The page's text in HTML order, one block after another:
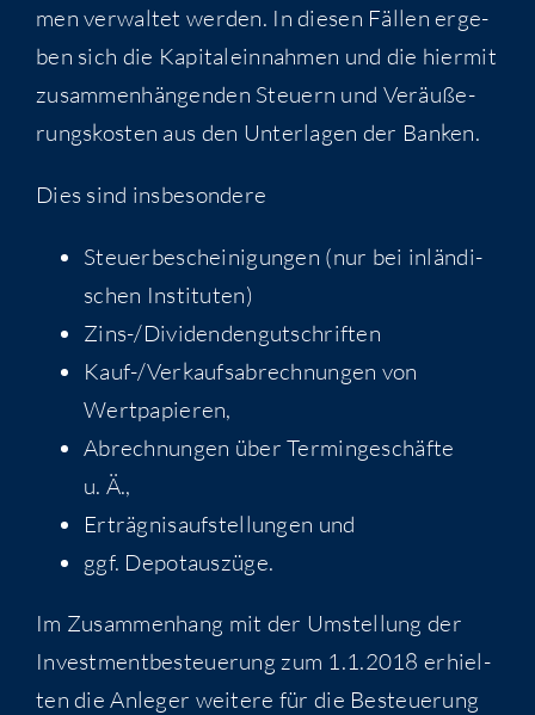
men ver­wal­tet wer­den. In die­sen Fäl­len erge­
ben sich die Kapi­tal­ein­nah­men und die hier­mit
zusam­men­hän­gen­den Steu­ern und Ver­äu­ße­
rungs­kos­ten aus den Unter­la­gen der Banken.
Dies sind insbesondere
Steu­er­be­schei­ni­gun­gen (nur bei inlän­di­
schen Instituten)
Zins-/Di­vi­den­den­gut­schrif­ten
Kauf-/Ver­kaufs­ab­rech­nun­gen von
Wertpapieren,
Abrech­nun­gen über Ter­min­ge­schäf­te
u. Ä.,
Erträg­nis­auf­stel­lun­gen und
ggf. Depot­aus­zü­ge.
Im Zusam­men­hang mit der Umstel­lung der
Invest­ment­be­steue­rung zum 1.1.2018 erhiel­
ten die Anle­ger wei­te­re für die Besteue­rung